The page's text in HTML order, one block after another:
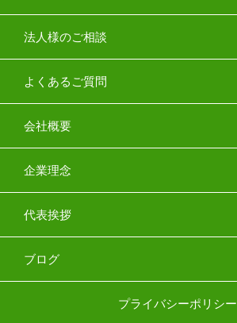
法人様のご相談
よくあるご質問
会社概要
企業理念
代表挨拶
ブログ
プライバシーポリシー